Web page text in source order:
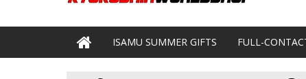
ISAMU SUMMER GIFTS FULL-